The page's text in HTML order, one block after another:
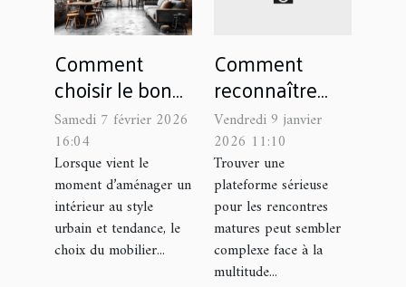
Comment
choisir le bon
meuble
industriel pour
votre espace
Samedi 7 février 2026
16:04
Lorsque vient le
moment d’aménager un
intérieur au style
urbain et tendance, le
choix du mobilier...
Comment
reconnaître
une plateforme
sérieuse pour
rencontres
matures ?
Vendredi 9 janvier
2026 11:10
Trouver une
plateforme sérieuse
pour les rencontres
matures peut sembler
complexe face à la
multitude...